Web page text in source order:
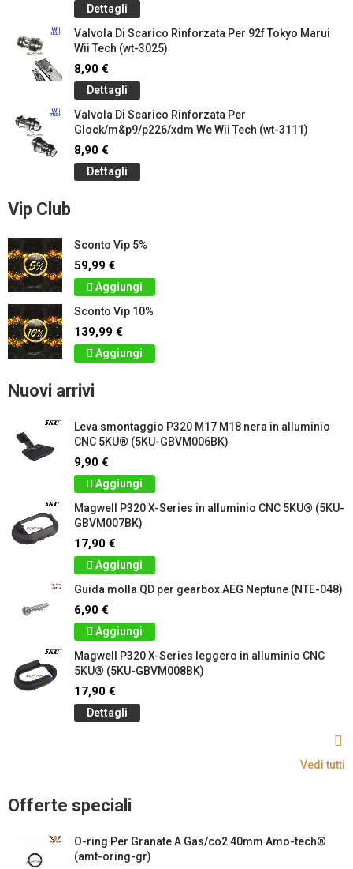
Dettagli
Valvola Di Scarico Rinforzata Per 92f Tokyo Marui
Wii Tech (wt-3025)
8,90 €
Dettagli
Valvola Di Scarico Rinforzata Per
Glock/m&p9/p226/xdm We Wii Tech (wt-3111)
8,90 €
Dettagli
Vip Club
Sconto Vip 5%
59,99 €
Aggiungi
Sconto Vip 10%
139,99 €
Aggiungi
Nuovi arrivi
Leva smontaggio P320 M17 M18 nera in alluminio
CNC 5KU® (5KU-GBVM006BK)
9,90 €
Aggiungi
Magwell P320 X-Series in alluminio CNC 5KU® (5KU-
GBVM007BK)
17,90 €
Aggiungi
Guida molla QD per gearbox AEG Neptune (NTE-048)
6,90 €
Aggiungi
Magwell P320 X-Series leggero in alluminio CNC
5KU® (5KU-GBVM008BK)
17,90 €
Dettagli
Vedi tutti
Offerte speciali
O-ring Per Granate A Gas/co2 40mm Amo-tech®
(amt-oring-gr)